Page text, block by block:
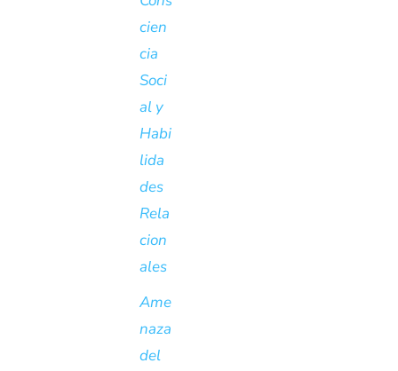
cien
cia
Soci
al y
Habi
lida
des
Rela
cion
ales
Ame
naza
del